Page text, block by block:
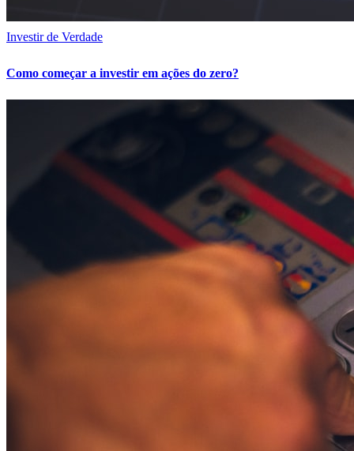
Investir de Verdade
Como começar a investir em ações do zero?